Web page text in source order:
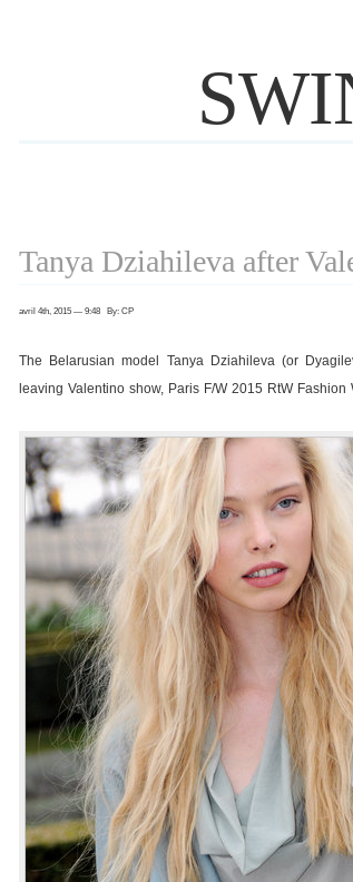
Tanya Dziahileva after
avril 4th, 2015 — 9:48 By: CP
The Belarusian model Tanya Dziahileva (or
leaving Valentino show, Paris F/W 2015 RtW Fashion